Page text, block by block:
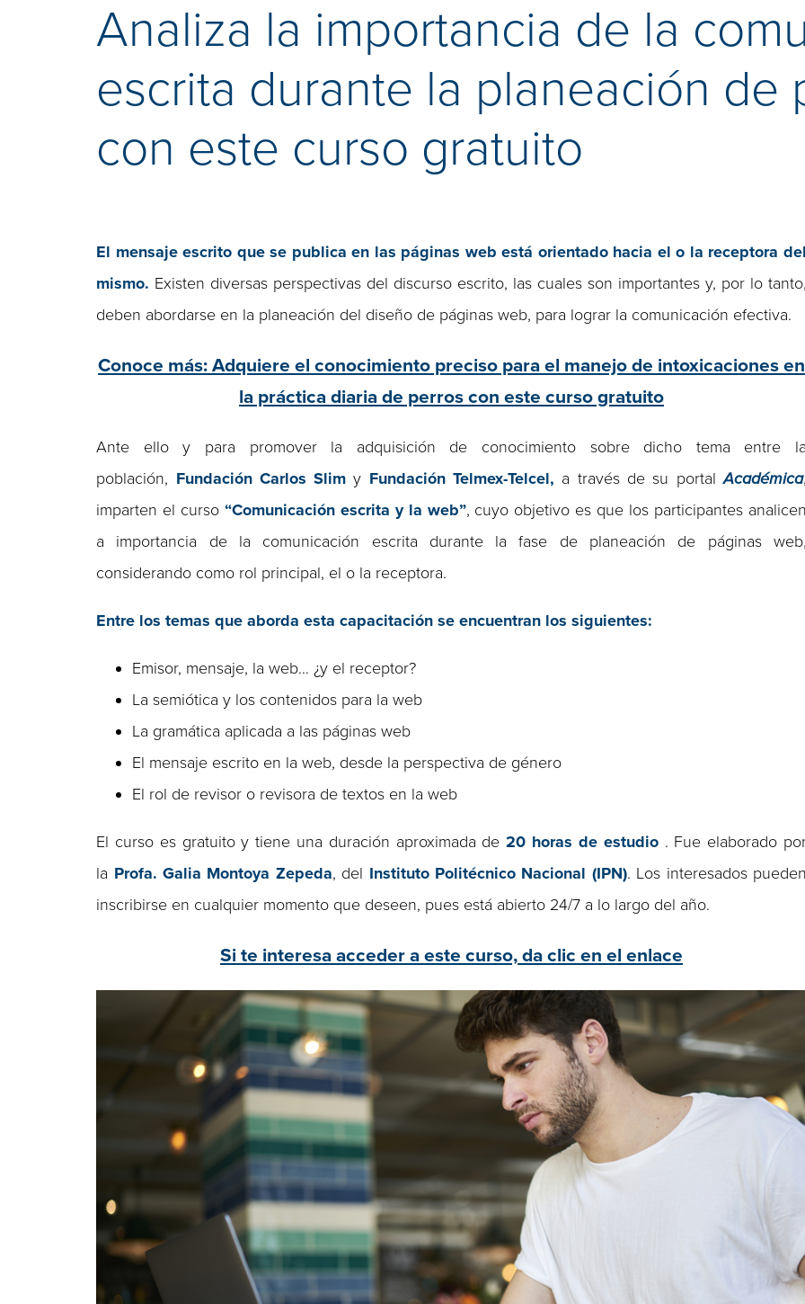
Analiza la importancia de la
escrita durante la planeación de
con este curso gratuito
El mensaje escrito que se publica en las páginas web está orientado hacia el o la receptora
mismo. Existen diversas perspectivas del discurso escrito, las cuales son importantes y, por lo
deben abordarse en la planeación del diseño de páginas web, para lograr la comunicación efectiva.
Conoce más: Adquiere el conocimiento preciso para el manejo de intoxicaciones en
la práctica diaria de perros con este curso gratuito
Ante ello y para promover la adquisición de conocimiento sobre dicho tema entre
población, Fundación Carlos Slim y Fundación Telmex-Telcel, a través de su portalAcadémica
imparten el curso “Comunicación escrita y la web”, cuyo objetivo es que los participantes
a importancia de la comunicación escrita durante la fase de planeación de páginas
considerando como rol principal, el o la receptora.
Entre los temas que aborda esta capacitación se encuentran los siguientes:
Emisor, mensaje, la web… ¿y el receptor?
La semiótica y los contenidos para la web
La gramática aplicada a las páginas web
El mensaje escrito en la web, desde la perspectiva de género
El rol de revisor o revisora de textos en la web
El curso es gratuito y tiene una duración aproximada de20 horas de estudio . Fue elaborado
la Profa. Galia Montoya Zepeda, del Instituto Politécnico Nacional (IPN). Los interesados
inscribirse en cualquier momento que deseen, pues está abierto 24/7 a lo largo del año.
Si te interesa acceder a este curso, da clic en el enlace